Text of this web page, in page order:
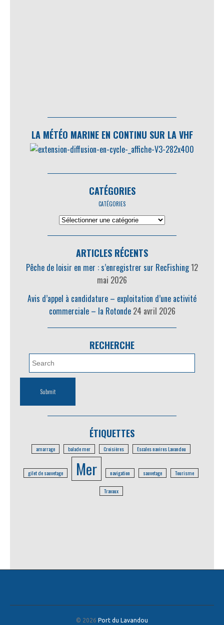
LA MÉTÉO MARINE EN CONTINU SUR LA VHF
CATÉGORIES
CATÉGORIES
ARTICLES RÉCENTS
Pêche de loisir en mer : s’enregistrer sur RecFishing12
mai 2026
Avis d’appel à candidature – exploitation d’une activité
commerciale – la Rotonde 24 avril 2026
RECHERCHE
ÉTIQUETTES
amarrage balade mer Croisières Escales navires Lavandou
gilet de sauvetage Mer navigation sauvetage Tourisme
Travaux
© 2026 Port du Lavandou